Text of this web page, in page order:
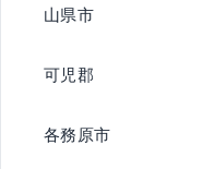
山県市
可児郡
各務原市